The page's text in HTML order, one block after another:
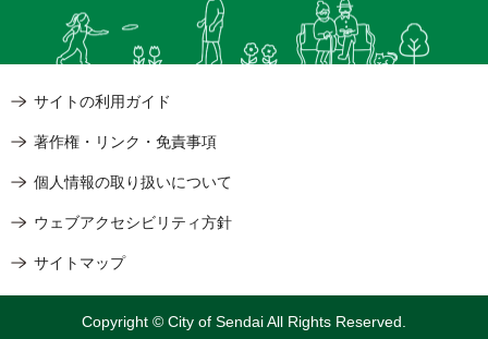
サイトの利用ガイド
著作権・リンク・免責事項
個人情報の取り扱いについて
ウェブアクセシビリティ方針
サイトマップ
Copyright © City of Sendai All Rights Reserved.